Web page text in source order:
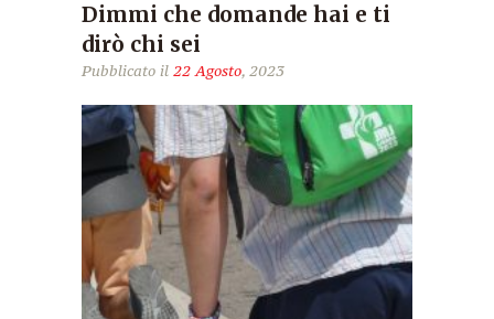
Dimmi che domande hai e ti
dirò chi sei
Pubblicato il 22 Agosto, 2023